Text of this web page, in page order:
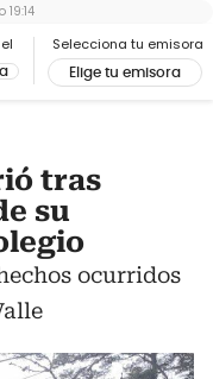
Selecciona tu emisora
Elige tu emisora
19:14
tras
su
ocurridos